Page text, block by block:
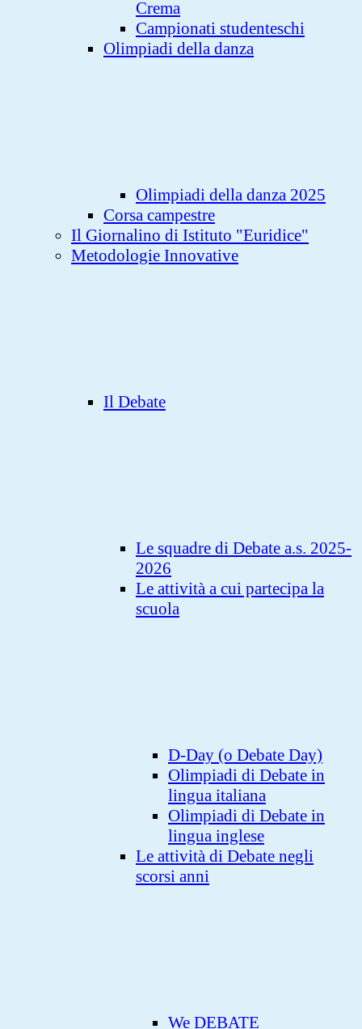
Crema
Campionati studenteschi
Olimpiadi della danza
Olimpiadi della danza 2025
Corsa campestre
Il Giornalino di Istituto "Euridice"
Metodologie Innovative
Il Debate
Le squadre di Debate a.s. 2025-
2026
Le attività a cui partecipa la
scuola
D-Day (o Debate Day)
Olimpiadi di Debate in
lingua italiana
Olimpiadi di Debate in
lingua inglese
Le attività di Debate negli
scorsi anni
We DEBATE